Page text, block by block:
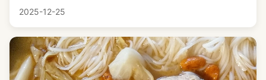
2025-12-25